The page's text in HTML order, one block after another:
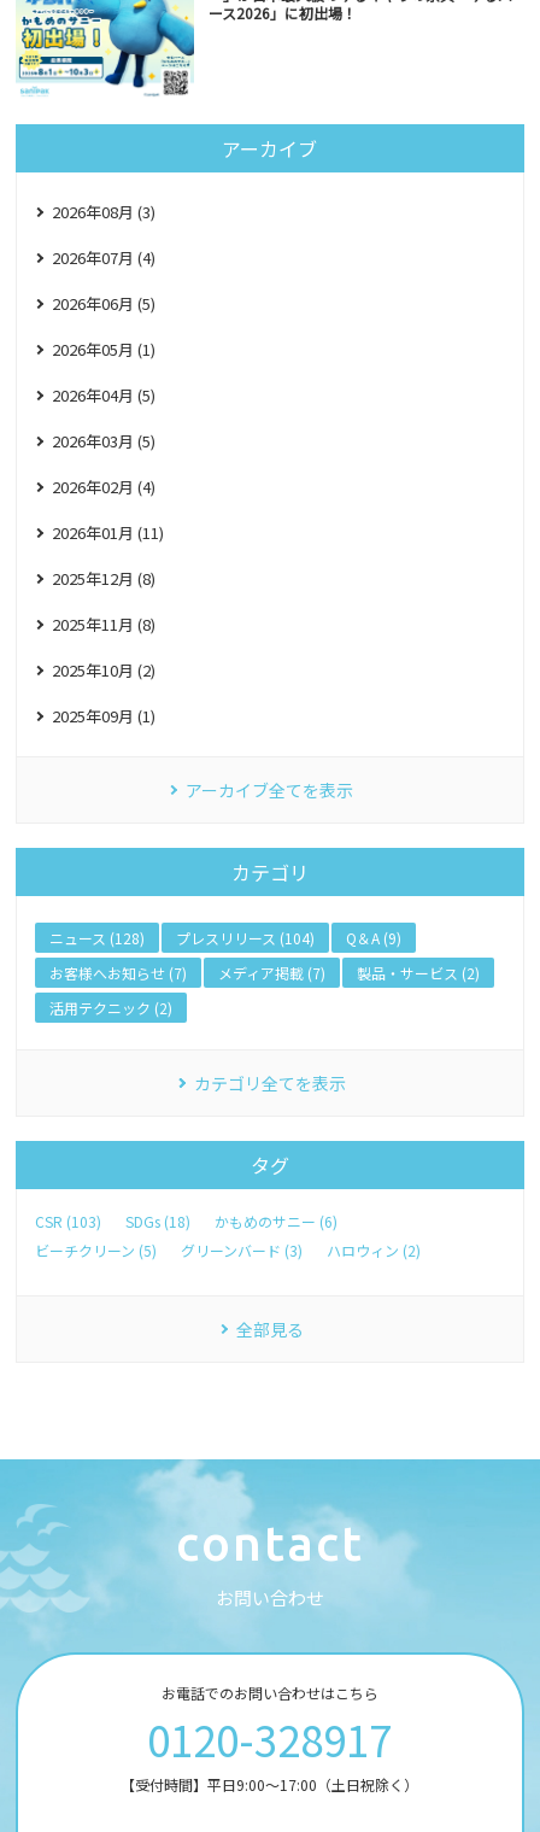
ース2026」に初出場！
アーカイブ
2026年08月 (3)
2026年07月 (4)
2026年06月 (5)
2026年05月 (1)
2026年04月 (5)
2026年03月 (5)
2026年02月 (4)
2026年01月 (11)
2025年12月 (8)
2025年11月 (8)
2025年10月 (2)
2025年09月 (1)
アーカイブ全てを表示
カテゴリ
ニュース (128) プレスリリース (104)
Q＆A (9)
お客様へお知らせ (7)
メディア掲載 (7)
製品・サービス (2)
活用テクニック (2)
カテゴリ全てを表示
タグ
CSR (103) SDGs (18)
かもめのサニー (6)
ビーチクリーン (5)
グリーンバード (3) ハロウィン (2)
全部見る
contact
お問い合わせ
お電話でのお問い合わせはこちら
0120-328917
【受付時間】平日9:00～17:00（土日祝除く）